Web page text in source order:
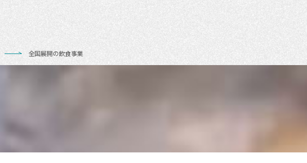
全国展開の飲食事業